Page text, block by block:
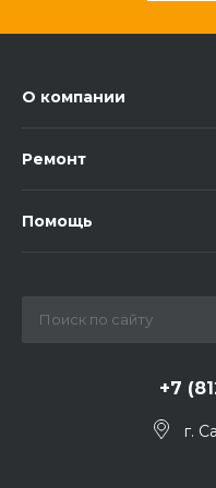
О компании
Ремонт
Помощь
+7
г.